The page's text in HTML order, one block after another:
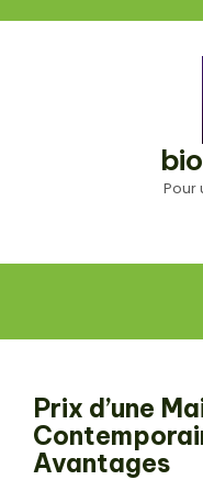
Pour
Prix d’une
Avantages